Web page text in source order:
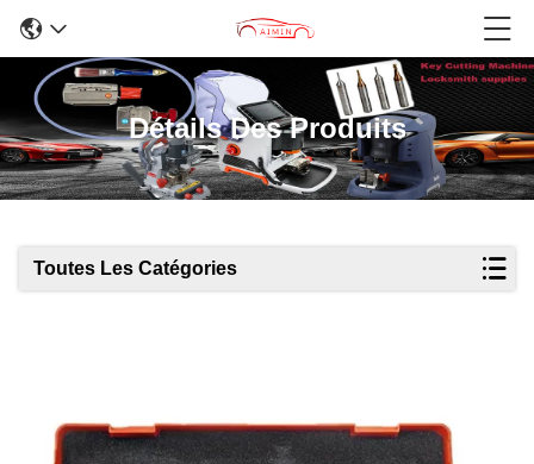
Détails Des Produits
Toutes Les Catégories